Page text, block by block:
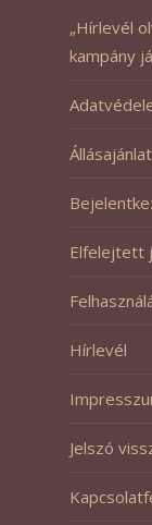
„Hírlevél
kampány
Állásajánlat
Elfelejtett
Hírlevél
Jelszó